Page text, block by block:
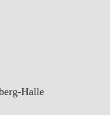
Halle